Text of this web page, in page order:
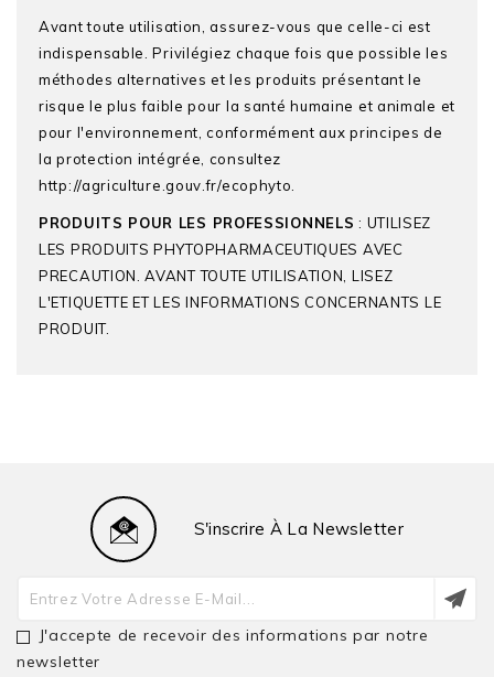
Avant toute utilisation, assurez-vous que celle-ci est
indispensable. Privilégiez chaque fois que possible les
méthodes alternatives et les produits présentant le
risque le plus faible pour la santé humaine et animale et
pour l'environnement, conformément aux principes de
la protection intégrée, consultez
http://agriculture.gouv.fr/ecophyto.
PRODUITS POUR LES PROFESSIONNELS : UTILISEZ
LES PRODUITS PHYTOPHARMACEUTIQUES AVEC
PRECAUTION. AVANT TOUTE UTILISATION, LISEZ
L'ETIQUETTE ET LES INFORMATIONS CONCERNANTS LE
PRODUIT.
Matières Actives
D'acides Gras
Type D'Utilisation
N° AMM
S'inscrire À La Newsletter
J'accepte de recevoir des informations par notre
newsletter